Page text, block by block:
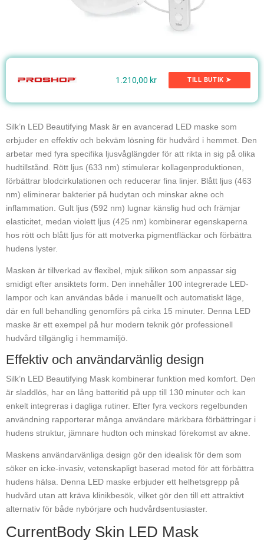
1.210,00 kr TILL BUTIK ➤
Silk’n LED Beautifying Mask är en avancerad LED maske som
erbjuder en effektiv och bekväm lösning för hudvård i hemmet. Den
arbetar med fyra specifika ljusvåglängder för att rikta in sig på olika
hudtillstånd. Rött ljus (633 nm) stimulerar kollagenproduktionen,
förbättrar blodcirkulationen och reducerar fina linjer. Blått ljus (463
nm) eliminerar bakterier på hudytan och minskar akne och
inflammation. Gult ljus (592 nm) lugnar känslig hud och främjar
elasticitet, medan violett ljus (425 nm) kombinerar egenskaperna
hos rött och blått ljus för att motverka pigmentfläckar och förbättra
hudens lyster.
Masken är tillverkad av flexibel, mjuk silikon som anpassar sig
smidigt efter ansiktets form. Den innehåller 100 integrerade LED-
lampor och kan användas både i manuellt och automatiskt läge,
där en full behandling genomförs på cirka 15 minuter. Denna LED
maske är ett exempel på hur modern teknik gör professionell
hudvård tillgänglig i hemmamiljö.
Effektiv och användarvänlig design
Silk’n LED Beautifying Mask kombinerar funktion med komfort. Den
är sladdlös, har en lång batteritid på upp till 130 minuter och kan
enkelt integreras i dagliga rutiner. Efter fyra veckors regelbunden
användning rapporterar många användare märkbara förbättringar i
hudens struktur, jämnare hudton och minskad förekomst av akne.
Maskens användarvänliga design gör den idealisk för dem som
söker en icke-invasiv, vetenskapligt baserad metod för att förbättra
hudens hälsa. Denna LED maske erbjuder ett helhetsgrepp på
hudvård utan att kräva klinikbesök, vilket gör den till ett attraktivt
alternativ för både nybörjare och hudvårdsentusiaster.
CurrentBody Skin LED Mask